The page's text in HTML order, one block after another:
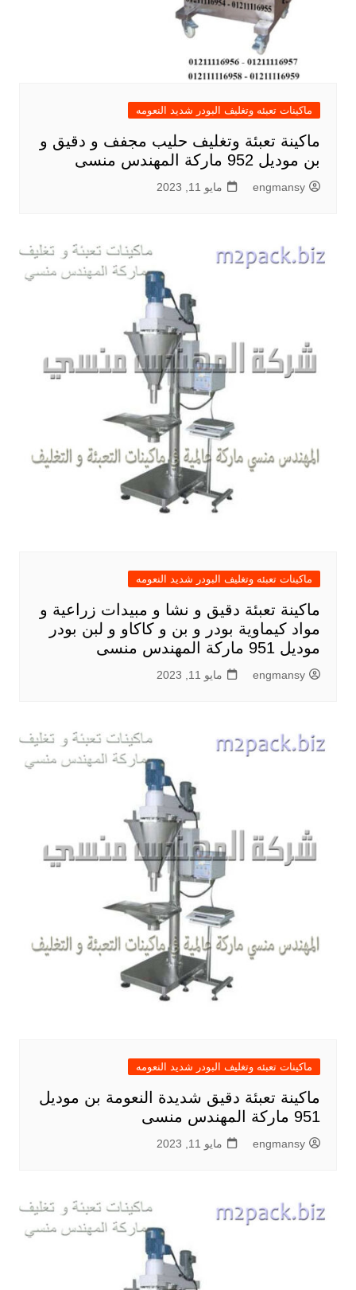
ماكينات تعبئه وتغليف البودر شديد النعومه
ماكينة تعبئة وتغليف حليب مجفف و دقيق و
بن موديل 952 ماركة المهندس منسى
engmansy مايو 11, 2023
ماكينات تعبئه وتغليف البودر شديد النعومه
ماكينة تعبئة دقيق و نشا و مبيدات زراعية و
مواد كيماوية بودر و بن و كاكاو و لبن بودر
موديل 951 ماركة المهندس منسى
engmansy مايو 11, 2023
ماكينات تعبئه وتغليف البودر شديد النعومه
ماكينة تعبئة دقيق شديدة النعومة بن موديل
951 ماركة المهندس منسى
engmansy مايو 11, 2023